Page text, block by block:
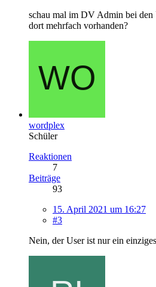
schau mal im DV Admin bei den
dort mehrfach vorhanden?
wordplex
Schüler
Reaktionen
7
Beiträge
93
15. April 2021 um 16:27
#3
Nein, der User ist nur ein